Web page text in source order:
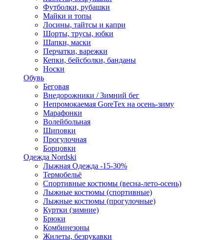
Футболки, рубашки
Майки и топы
Лосины, тайтсы и капри
Шорты, трусы, юбки
Шапки, маски
Перчатки, варежки
Кепки, бейсболки, банданы
Носки
Обувь
Беговая
Внедорожники / Зимний бег
Непромокаемая GoreTex на осень-зиму
Марафонки
Волейбольная
Шиповки
Прогулочная
Борцовки
Одежда Nordski
Лыжная Одежда -15-30%
Термобельё
Спортивные костюмы (весна-лето-осень)
Лыжные костюмы (спортивные)
Лыжные костюмы (прогулочные)
Куртки (зимние)
Брюки
Комбинезоны
Жилеты, безрукавки